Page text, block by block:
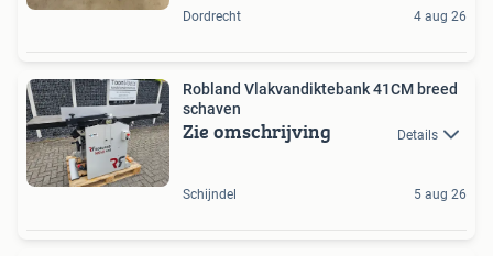
Dordrecht 4 aug 26
Robland Vlakvandiktebank 41CM breed
schaven
Zie omschrijving Details
Schijndel 5 aug 26